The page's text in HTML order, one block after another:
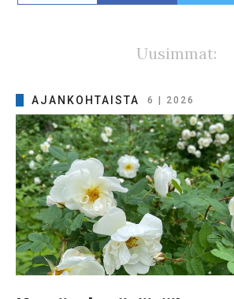
Uusimmat:
AJANKOHTAISTA 6 | 2026